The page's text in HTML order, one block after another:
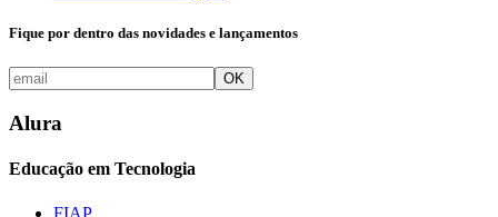
Fique por dentro das novidades e lançamentos
OK
Alura
Educação em Tecnologia
FIAP